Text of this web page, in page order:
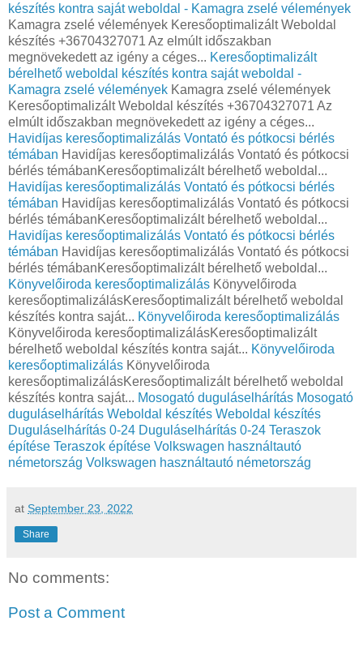
készítés kontra saját weboldal - Kamagra zselé vélemények
Kamagra zselé vélemények Keresőoptimalizált Weboldal
készítés +36704327071 Az elmúlt időszakban
megnövekedett az igény a céges... Keresőoptimalizált
bérelhető weboldal készítés kontra saját weboldal -
Kamagra zselé vélemények Kamagra zselé vélemények
Keresőoptimalizált Weboldal készítés +36704327071 Az
elmúlt időszakban megnövekedett az igény a céges...
Havidíjas keresőoptimalizálás Vontató és pótkocsi bérlés
témában Havidíjas keresőoptimalizálás Vontató és pótkocsi
bérlés témábanKeresőoptimalizált bérelhető weboldal...
Havidíjas keresőoptimalizálás Vontató és pótkocsi bérlés
témában Havidíjas keresőoptimalizálás Vontató és pótkocsi
bérlés témábanKeresőoptimalizált bérelhető weboldal...
Havidíjas keresőoptimalizálás Vontató és pótkocsi bérlés
témában Havidíjas keresőoptimalizálás Vontató és pótkocsi
bérlés témábanKeresőoptimalizált bérelhető weboldal...
Könyvelőiroda keresőoptimalizálás Könyvelőiroda
keresőoptimalizálásKeresőoptimalizált bérelhető weboldal
készítés kontra saját... Könyvelőiroda keresőoptimalizálás
Könyvelőiroda keresőoptimalizálásKeresőoptimalizált
bérelhető weboldal készítés kontra saját... Könyvelőiroda
keresőoptimalizálás Könyvelőiroda
keresőoptimalizálásKeresőoptimalizált bérelhető weboldal
készítés kontra saját... Mosogató duguláselhárítás Mosogató
duguláselhárítás Weboldal készítés Weboldal készítés
Duguláselhárítás 0-24 Duguláselhárítás 0-24 Teraszok
építése Teraszok építése Volkswagen használtautó
németország Volkswagen használtautó németország
at September 23, 2022
Share
No comments:
Post a Comment